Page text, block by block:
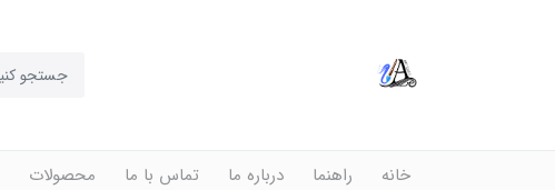
خانه راهنما درباره ما تماس با ما محصولات